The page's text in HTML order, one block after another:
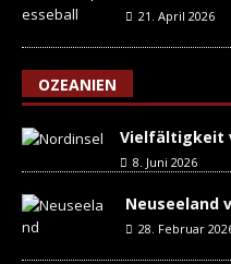
21. April 2026
OZEANIEN
Vielfältigkeit
8. Juni 2026
Neuseeland
28. Februar